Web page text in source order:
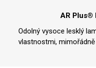
AR Plus®
Odolný vysoce lesklý
vlastnostmi,